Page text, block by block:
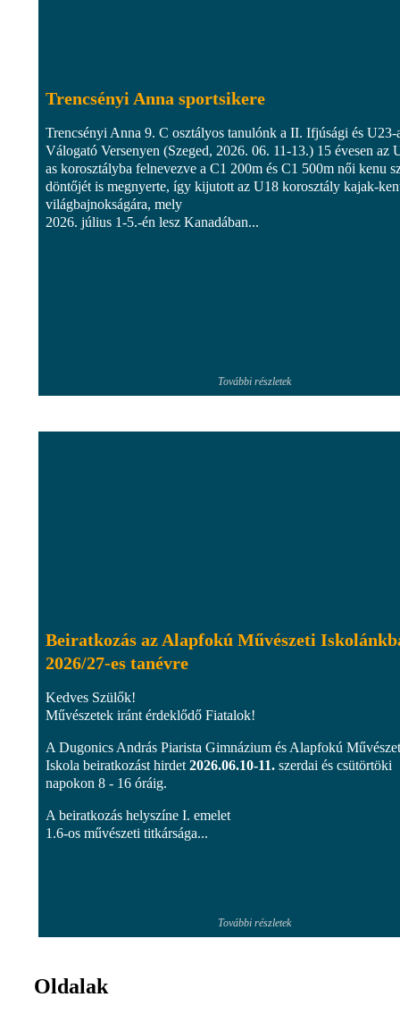
Trencsényi Anna sportsikere
Trencsényi Anna 9. C osztályos tanulónk a II. Ifjúsági és U23-
Válogató Versenyen (Szeged, 2026. 06. 11-13.) 15 évesen az
as korosztályba felnevezve a C1 200m és C1 500m női kenu
döntőjét is megnyerte, így kijutott az U18 korosztály kajak-
világbajnokságára, mely
2026. július 1-5.-én lesz Kanadában...
További részletek
Beiratkozás az Alapfokú Művészeti
2026/27-es tanévre
Kedves Szülők!
Művészetek iránt érdeklődő Fiatalok!
A Dugonics András Piarista Gimnázium és Alapfokú
Iskola beiratkozást hirdet 2026.06.10-11. szerdai és csütörtöki
napokon 8 - 16 óráig.
A beiratkozás helyszíne I. emelet
1.6-os művészeti titkársága...
További részletek
Oldalak